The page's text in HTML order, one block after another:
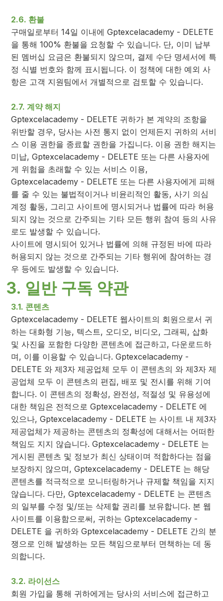
2.6. 환불
구매일로부터 14일 이내에 Gptexcelacademy - DELETE
을 통해 100% 환불을 요청할 수 있습니다. 단, 이미 납부
된 멤버십 요금은 환불되지 않으며, 결제 수단 명세서에 특
정 식별 번호와 함께 표시됩니다. 이 정책에 대한 예외 사
항은 고객 지원팀에서 개별적으로 검토할 수 있습니다.
2.7. 계약 해지
Gptexcelacademy - DELETE 귀하가 본 계약의 조항을
위반할 경우, 당사는 사전 통지 없이 언제든지 귀하의 서비
스 이용 권한을 종료할 권한을 가집니다. 이용 권한 해지는
미납, Gptexcelacademy - DELETE 또는 다른 사용자에
게 위험을 초래할 수 있는 서비스 이용,
Gptexcelacademy - DELETE 또는 다른 사용자에게 피해
를 줄 수 있는 불법적이거나 비윤리적인 활동, 사기 의심
계정 활동, 그리고 사이트에 명시되거나 법률에 따라 허용
되지 않는 것으로 간주되는 기타 모든 행위 참여 등의 사유
로도 발생할 수 있습니다.
사이트에 명시되어 있거나 법률에 의해 규정된 바에 따라
허용되지 않는 것으로 간주되는 기타 행위에 참여하는 경
우 등에도 발생할 수 있습니다.
3. 일반 구독 약관
3.1. 콘텐츠
Gptexcelacademy - DELETE 웹사이트의 회원으로서 귀
하는 대화형 기능, 텍스트, 오디오, 비디오, 그래픽, 삽화
및 사진을 포함한 다양한 콘텐츠에 접근하고, 다운로드하
며, 이를 이용할 수 있습니다. Gptexcelacademy -
DELETE 와 제3자 제공업체 모두 이 콘텐츠의 와 제3자 제
공업체 모두 이 콘텐츠의 편집, 배포 및 전시를 위해 기여
합니다. 이 콘텐츠의 정확성, 완전성, 적절성 및 유용성에
대한 책임은 전적으로 Gptexcelacademy - DELETE 에
있으나, Gptexcelacademy - DELETE 는 사이트 내 제3자
제공업체가 제공하는 콘텐츠의 정확성에 대해서는 어떠한
책임도 지지 않습니다. Gptexcelacademy - DELETE 는
게시된 콘텐츠 및 정보가 최신 상태이며 적합하다는 점을
보장하지 않으며, Gptexcelacademy - DELETE 는 해당
콘텐츠를 적극적으로 모니터링하거나 규제할 책임을 지지
않습니다. 다만, Gptexcelacademy - DELETE 는 콘텐츠
의 일부를 수정 및/또는 삭제할 권리를 보유합니다. 본 웹
사이트를 이용함으로써, 귀하는 Gptexcelacademy -
DELETE 을 귀하와 Gptexcelacademy - DELETE 간의 분
쟁으로 인해 발생하는 모든 책임으로부터 면책하는 데 동
의합니다.
3.2. 라이선스
회원 가입을 통해 귀하에게는 당사의 서비스에 접근하고